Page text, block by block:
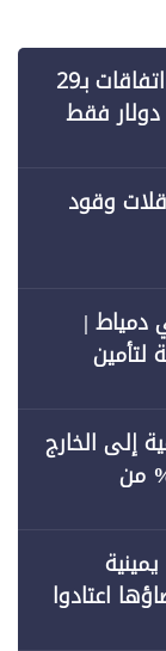
أين ذهبت قروض "عهد السيسي"؟.. اتفاقات بـ29
490 مليون دولار فقط
وقود
دمياط |
لتأمين
إلى الخارج
حكومية تستحوذ على 53% من
اعتادوا